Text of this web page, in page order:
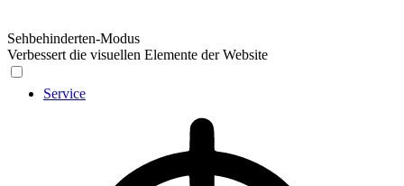
Service
Sehbehinderten-Modus
Verbessert die visuellen Elemente der Website